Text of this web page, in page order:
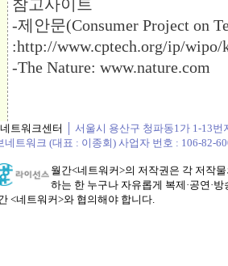
참고사이트
-제안문(Consumer Project on
:http://www.cptech.org/ip/
-The Nature: www.nature.com
트워크센터
│ 서울시 용산구 청파동1가 1-13
네트워크 (대표 : 이종회) 사업자 번호 : 106-82-
월간<네트워커>의 저작권은 각 저작
하는 한 누구나 자유롭게 복제·공연·
<네트워커>와 협의해야 합니다.